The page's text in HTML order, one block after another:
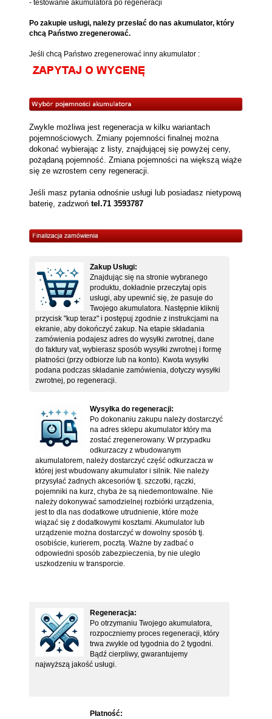
- testowanie akumulatora po regeneracji
Po zakupie usługi, należy przesłać do nas akumulator, który
chcą Państwo zregenerować.
Jeśli chcą Państwo zregenerować inny akumulator :
Zwykle możliwa jest regeneracja w kilku wariantach
pojemnościowych. Zmiany pojemności finalnej można
dokonać wybierając z listy, znajdującej się powyżej ceny,
pożądaną pojemność. Zmiana pojemności na większą wiąże
się ze wzrostem ceny regeneracji.
Jeśli masz pytania odnośnie usługi lub posiadasz nietypową
baterię, zadzwoń tel.71 3593787
Zakup Usługi:
Znajdując się na stronie wybranego
produktu, dokładnie przeczytaj opis
usługi, aby upewnić się, że pasuje do
Twojego akumulatora. Następnie kliknij
przycisk "kup teraz" i postępuj zgodnie z instrukcjami na
ekranie, aby dokończyć zakup. Na etapie składania
zamówienia podajesz adres do wysyłki zwrotnej, dane
do faktury vat, wybierasz sposób wysyłki zwrotnej i formę
płatności (przy odbiorze lub na konto). Kwota wysyłki
podana podczas składanie zamówienia, dotyczy wysyłki
zwrotnej, po regeneracji.
Wysyłka do regeneracji:
Po dokonaniu zakupu należy dostarczyć
na adres sklepu akumulator który ma
zostać zregenerowany. W przypadku
odkurzaczy z wbudowanym
akumulatorem, należy dostarczyć część odkurzacza w
której jest wbudowany akumulator i silnik. Nie należy
przysyłać żadnych akcesoriów tj. szczotki, rączki,
pojemniki na kurz, chyba że są niedemontowalne. Nie
należy dokonywać samodzielnej rozbiórki urządzenia,
jest to dla nas dodatkowe utrudnienie, które może
wiązać się z dodatkowymi kosztami. Akumulator lub
urządzenie można dostarczyć w dowolny sposób tj.
osobiście, kurierem, pocztą. Ważne by zadbać o
odpowiedni sposób zabezpieczenia, by nie uległo
uszkodzeniu w transporcie.
Regeneracja:
Po otrzymaniu Twojego akumulatora,
rozpoczniemy proces regeneracji, który
trwa zwykle od tygodnia do 2 tygodni.
Bądź cierpliwy, gwarantujemy
najwyższą jakość usługi.
Płatność: